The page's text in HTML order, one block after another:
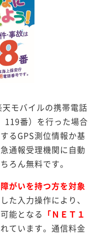
モバイルの携帯電話
119番）を行った場合
るGPS測位情報か基
通報受理機関に自動
ろん無料です。
がいを持つ方を対象
た入力操作により、
能となる 「ＮＥＴ１
ています。通信料金